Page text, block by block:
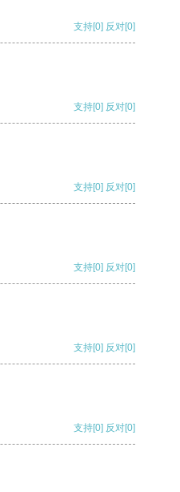
支持[0] 反对[0]
支持[0] 反对[0]
支持[0] 反对[0]
支持[0] 反对[0]
支持[0] 反对[0]
支持[0] 反对[0]